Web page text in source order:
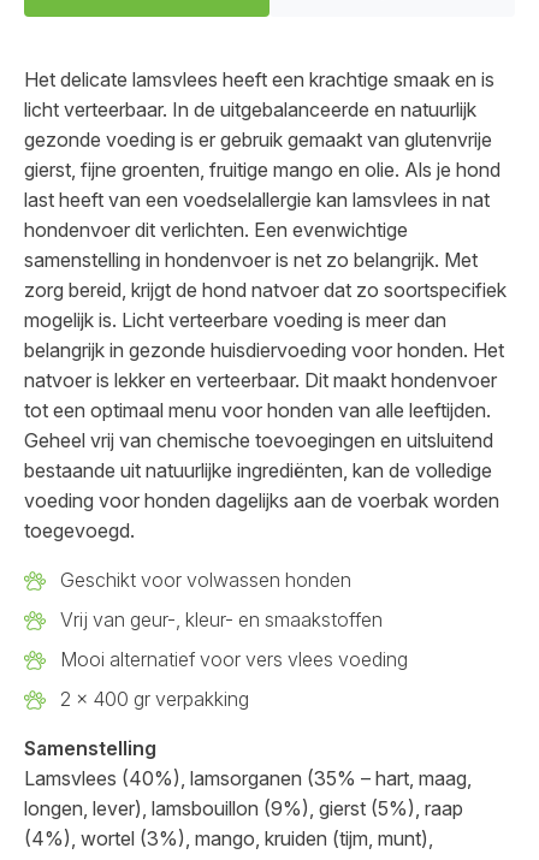
Het delicate lamsvlees heeft een krachtige smaak en is
licht verteerbaar. In de uitgebalanceerde en natuurlijk
gezonde voeding is er gebruik gemaakt van glutenvrije
gierst, fijne groenten, fruitige mango en olie. Als je hond
last heeft van een voedselallergie kan lamsvlees in nat
hondenvoer dit verlichten. Een evenwichtige
samenstelling in hondenvoer is net zo belangrijk. Met
zorg bereid, krijgt de hond natvoer dat zo soortspecifiek
mogelijk is. Licht verteerbare voeding is meer dan
belangrijk in gezonde huisdiervoeding voor honden. Het
natvoer is lekker en verteerbaar. Dit maakt hondenvoer
tot een optimaal menu voor honden van alle leeftijden.
Geheel vrij van chemische toevoegingen en uitsluitend
bestaande uit natuurlijke ingrediënten, kan de volledige
voeding voor honden dagelijks aan de voerbak worden
toegevoegd.
Geschikt voor volwassen honden
Vrij van geur-, kleur- en smaakstoffen
Mooi alternatief voor vers vlees voeding
2 x 400 gr verpakking
Samenstelling
Lamsvlees (40%), lamsorganen (35% – hart, maag,
longen, lever), lamsbouillon (9%), gierst (5%), raap
(4%), wortel (3%), mango, kruiden (tijm, munt),